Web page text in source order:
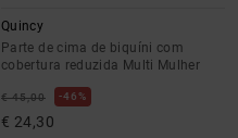
Quincy
Parte de cima de biquíni com
cobertura reduzida Multi Mulher
€ 45,00 46%
€ 24,30